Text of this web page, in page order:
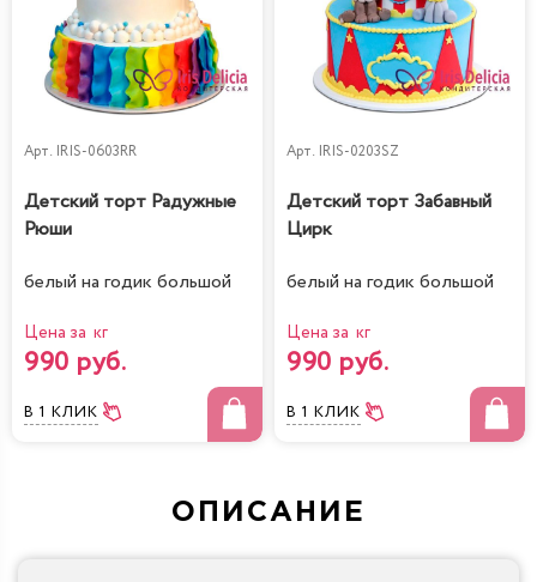
Арт. IRIS-0603RR
Детский торт Радужные
Рюши
белый на годик большой
Цена за кг
990 руб.
В 1 КЛИК
Арт. IRIS-0203SZ
Детский торт Забавный
Цирк
белый на годик большой
Цена за кг
990 руб.
В 1 КЛИК
ОПИСАНИЕ